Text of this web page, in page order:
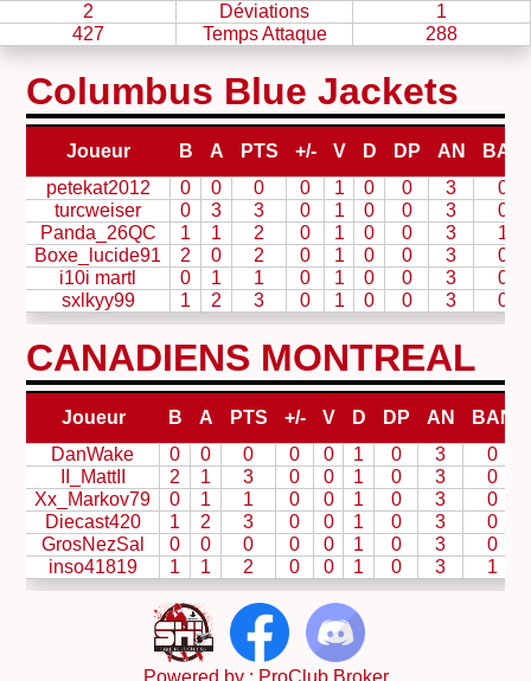
2
Déviations
1
427
Temps Attaque 288
Columbus Blue Jackets
Joueur B A PTS +/- V D DP AN
BAN
petekat2012
0 0 0 0 1 0 0 3
0
turcweiser
0 3 3 0 1 0 0 3
0
Panda_26QC
1 1 2 0 1 0 0 3
1
Boxe_lucide91
2 0 2 0 1 0 0 3
0
i10i martl
0 1 1 0 1 0 0 3
0
sxlkyy99
1 2 3 0 1 0 0 3 0
CANADIENS MONTREAL
Joueur B A PTS +/- V D DP AN
BAN
DanWake
0 0 0 0 0 1 0 3
0
II_MattII
2 1 3 0 0 1 0 3
0
Xx_Markov79
0 1 1 0 0 1 0 3
0
Diecast420
1 2 3 0 0 1 0 3
0
GrosNezSal
0 0 0 0 0 1 0 3
0
inso41819
1 1 2 0 0 1 0 3 1
Powered by : ProClub Broker